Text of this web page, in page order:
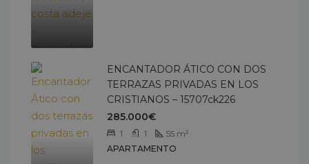
ENCANTADOR ÁTICO CON DOS
TERRAZAS PRIVADAS EN LOS
CRISTIANOS – 15707ck226
285.000€
1 1 55 m²
APARTAMENTO